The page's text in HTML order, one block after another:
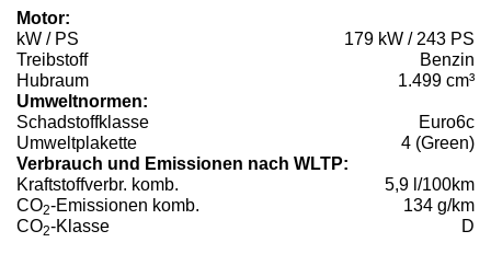
Motor:
kW / PS
179 kW / 243 PS
Treibstoff
Benzin
Hubraum
1.499 cm³
Umweltnormen:
Schadstoffklasse
Euro6c
Umweltplakette
4 (Green)
Verbrauch und Emissionen nach WLTP:
Kraftstoffverbr. komb.
5,9 l/100km
CO2-Emissionen komb.
134 g/km
CO2-Klasse D